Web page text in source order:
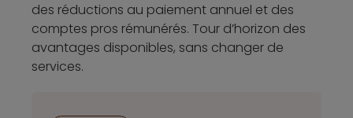
des réductions au paiement annuel et des
comptes pros rémunérés. Tour d’horizon des
avantages disponibles, sans changer de
services.